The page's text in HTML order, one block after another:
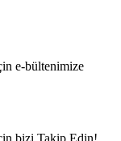
e-bültenimize
bizi Takip Edin!